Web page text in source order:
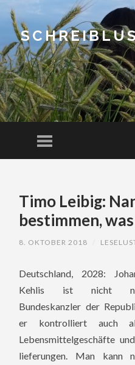
Menu
CONTENTTimo Leibig:
bestimmen,
8. OKTOBER 2018
Deutschland, 2028:
Kehlis ist nicht
Bundeskanzler der
er kontrolliert auch
Lebensmittelgeschäfte
lieferungen. Man kann